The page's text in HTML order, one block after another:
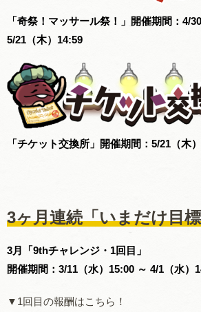
「奇祭！マッサール祭！」開催期間：4/
5/21（木）14:59
「チケット交換所」開催期間：5/21（木
3ヶ月連続「いまだけ目
3月「9thチャレンジ・1回目」
開催期間：3/11（水）15:00 ～ 4/1（水）
▼1回目の報酬はこちら！